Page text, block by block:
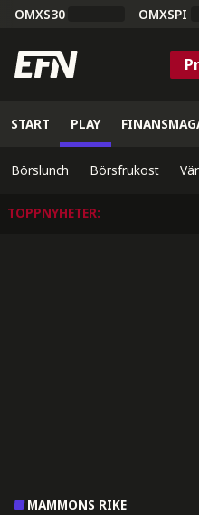
OMXS30 OMXSPI
START PLAY
Börslunch Börsfrukost
TOPPNYHETER:
MAMMONS RIKE